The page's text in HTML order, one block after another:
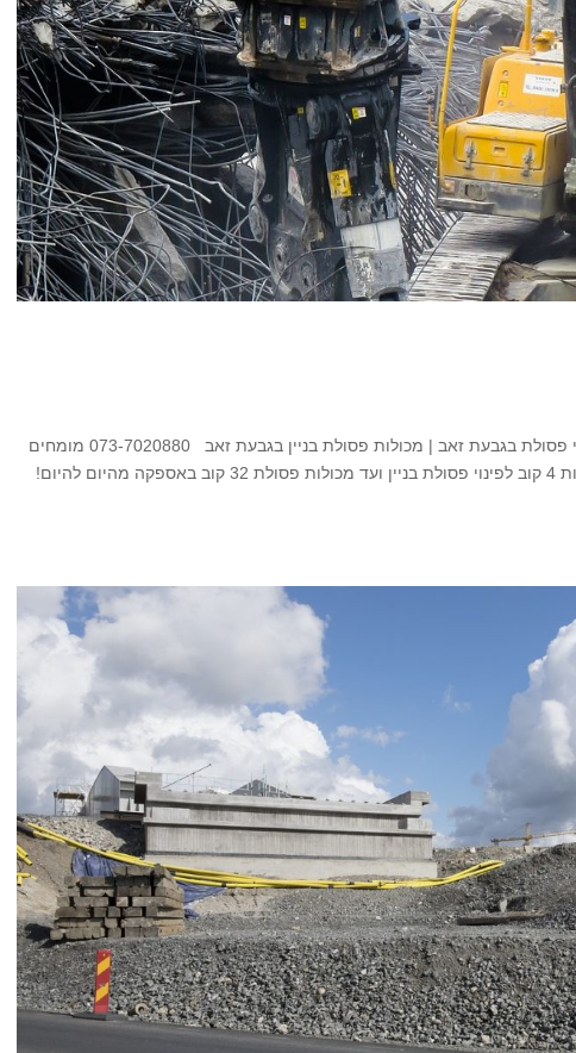
השכרת מכולות פסולת בגבעת זאב השכרת מכולות פינוי פסולת בגבעת זאב | מכולות פסולת בניין בגבעת זאב 073-7020880 מומחים
במכולות פינוי פסולת לכל מטרה בגבעת זאב החל מעגלות 4 קוב לפינוי פסולת בניין ועד מכולות פסולת 32 קוב באספקה מהיום להיום!